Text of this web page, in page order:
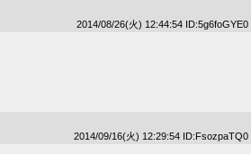
2014/08/26(火) 12:44:54 ID:5g6foGYE0
2014/09/16(火) 12:29:54 ID:FsozpaTQ0